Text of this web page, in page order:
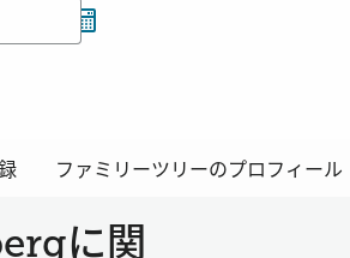
ファミリーツリーのプロフィール
に関